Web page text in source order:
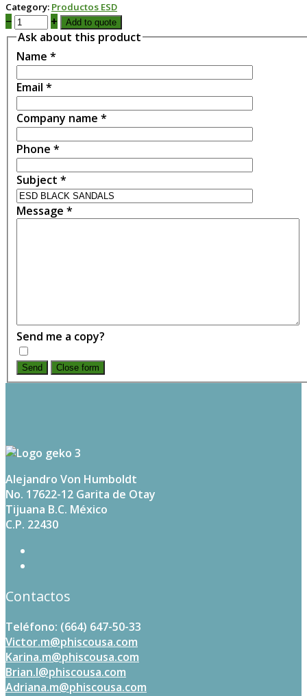
Category: Productos ESD
− + Add to quote
Ask about this product
Name *
Email *
Company name *
Phone *
Subject *
Message *
Send me a copy?
Send Close form
Alejandro Von Humboldt
No. 17622-12 Garita de Otay
Tijuana B.C. México
C.P. 22430
Contactos
Teléfono: (664) 647-50-33
Victor.m@phiscousa.com
Karina.m@phiscousa.com
Brian.l@phiscousa.com
Adriana.m@phiscousa.com